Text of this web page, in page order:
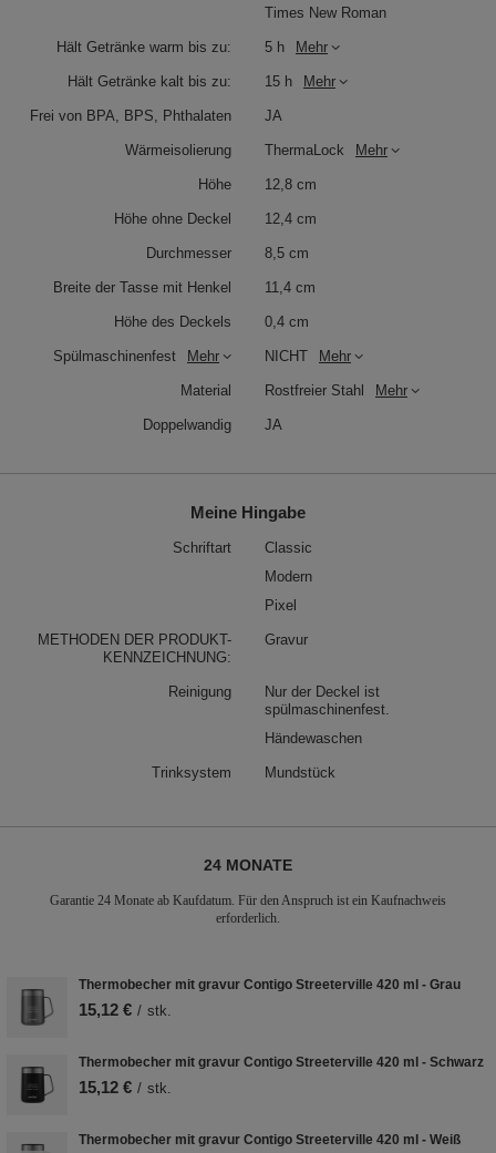
Times New Roman
Hält Getränke warm bis zu: 5 h Mehr
Hält Getränke kalt bis zu: 15 h Mehr
Frei von BPA, BPS, Phthalaten JA
Wärmeisolierung ThermaLock Mehr
Höhe 12,8 cm
Höhe ohne Deckel 12,4 cm
Durchmesser 8,5 cm
Breite der Tasse mit Henkel 11,4 cm
Höhe des Deckels 0,4 cm
Spülmaschinenfest Mehr NICHT Mehr
Material Rostfreier Stahl Mehr
Doppelwandig JA
Meine Hingabe
Schriftart
Classic
Modern
Pixel
METHODEN DER PRODUKT-
KENNZEICHNUNG:
Gravur
Reinigung
Nur der Deckel ist
spülmaschinenfest.
Händewaschen
Trinksystem Mundstück
24 MONATE
Garantie 24 Monate ab Kaufdatum. Für den Anspruch ist ein Kaufnachweis
erforderlich.
Thermobecher mit gravur Contigo Streeterville 420 ml - Grau
15,12 € / stk.
Thermobecher mit gravur Contigo Streeterville 420 ml - Schwarz
15,12 € / stk.
Thermobecher mit gravur Contigo Streeterville 420 ml - Weiß